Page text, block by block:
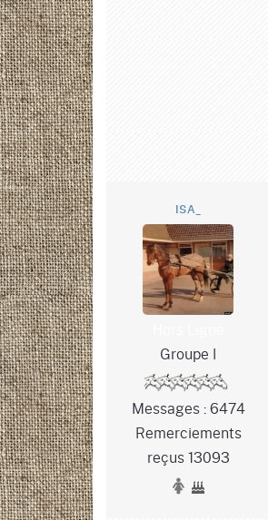
ISA_
Groupe I
Messages : 6474
Remerciements
reçus 13093